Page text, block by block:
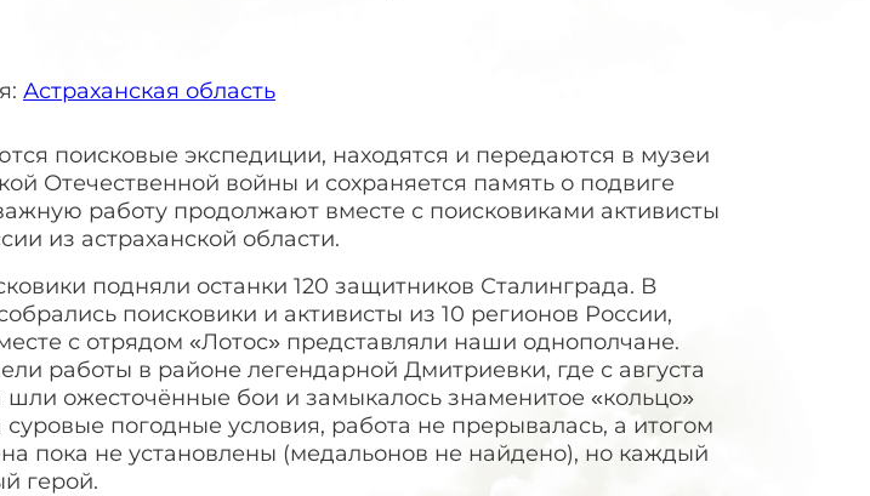
Астраханская область
поисковые экспедиции, находятся и передаются в музеи
Отечественной войны и сохраняется память о подвиге
работу продолжают вместе с поисковиками активисты
из астраханской области.
подняли останки 120 защитников Сталинграда. В
поисковики и активисты из 10 регионов России,
с отрядом «Лотос» представляли наши однополчане.
работы в районе легендарной Дмитриевки, где с августа
шли ожесточённые бои и замыкалось знаменитое «кольцо»
погодные условия, работа не прерывалась, а итогом
пока не установлены (медальонов не найдено), но каждый
герой.